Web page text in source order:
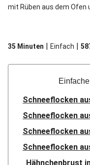
mit Rüben aus dem Ofen
35 Minuten | Einfach |
Schneeflocken
Schneeflocken
Schneeflocken
Schneeflocken
Hähnchenbrust